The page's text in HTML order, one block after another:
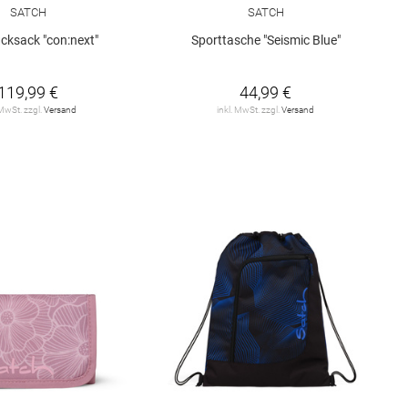
SATCH
"con:next"
€
zzgl.Versand
SATCH
Sporttasche "Seismic Blue"
44,99 €
inkl. MwSt. zzgl.Versand